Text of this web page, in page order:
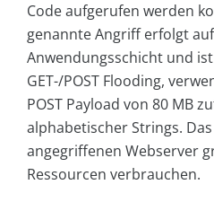
Code aufgerufen werden
genannte Angriff erfolgt
Anwendungsschicht und
GET-/POST Flooding,
POST Payload von 80 MB
alphabetischer Strings.
angegriffenen Webserver
Ressourcen verbrauchen.